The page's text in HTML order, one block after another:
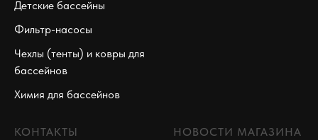
Детские бассейны
Фильтр-насосы
Чехлы (тенты) и ковры для
бассейнов
Химия для бассейнов
КОНТАКТЫ
НОВОСТИ МАГАЗИНА